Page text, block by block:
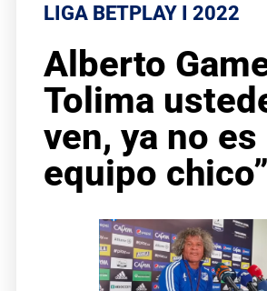
LIGA BETPLAY I 2022
Alberto
Tolima
ven, ya no es
equipo chico”